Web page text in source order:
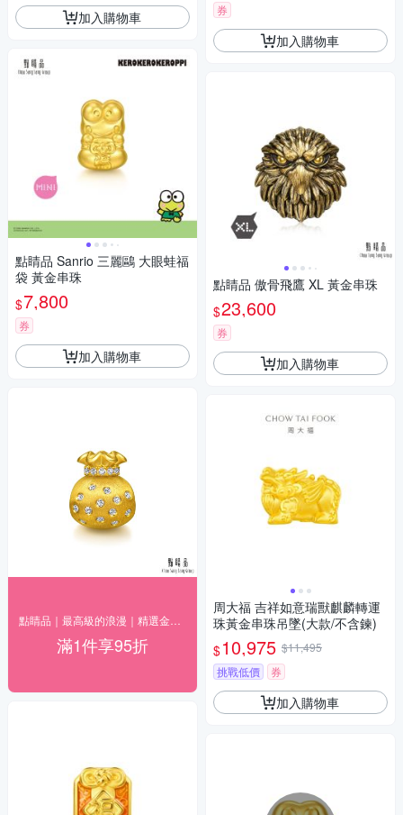
加入購物車
點睛品 Sanrio 三麗鷗 大眼蛙福
袋 黃金串珠
$7,800
券
加入購物車
滿1件享95折
券
加入購物車
點睛品 傲骨飛鷹 XL 黃金串珠
$23,600
券
加入購物車
周大福 吉祥如意瑞獸麒麟轉運
珠黃金串珠吊墜(大款/不含鍊)
$10,975 $11,495
挑戰低價
券
加入購物車